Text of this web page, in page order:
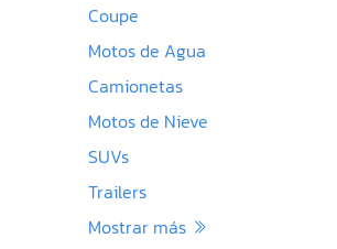
Coupe
Motos de Agua
Camionetas
Motos de Nieve
SUVs
Trailers
Mostrar más